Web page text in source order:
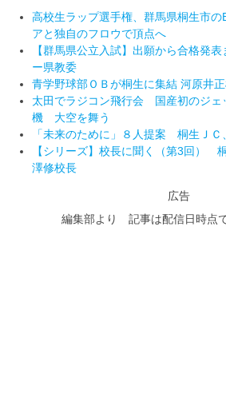
高校生ラップ選手権、群馬県桐生市
アと独自のフロウで頂点へ
【群馬県公立入試】出願から合格発
ー県教委
青学野球部ＯＢが桐生に集結 河原井
太田でラジコン飛行会 国産初のジェ
機 大空を舞う
「未来のために」８人提案 桐生ＪＣ
【シリーズ】校長に聞く（第3回）
澤修校長
広告
編集部より 記事は配信日時点で